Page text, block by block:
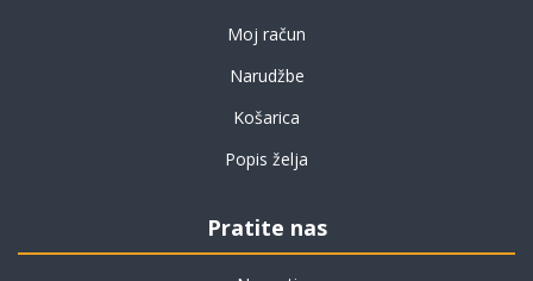
Moj račun
Narudžbe
Košarica
Popis želja
Pratite nas